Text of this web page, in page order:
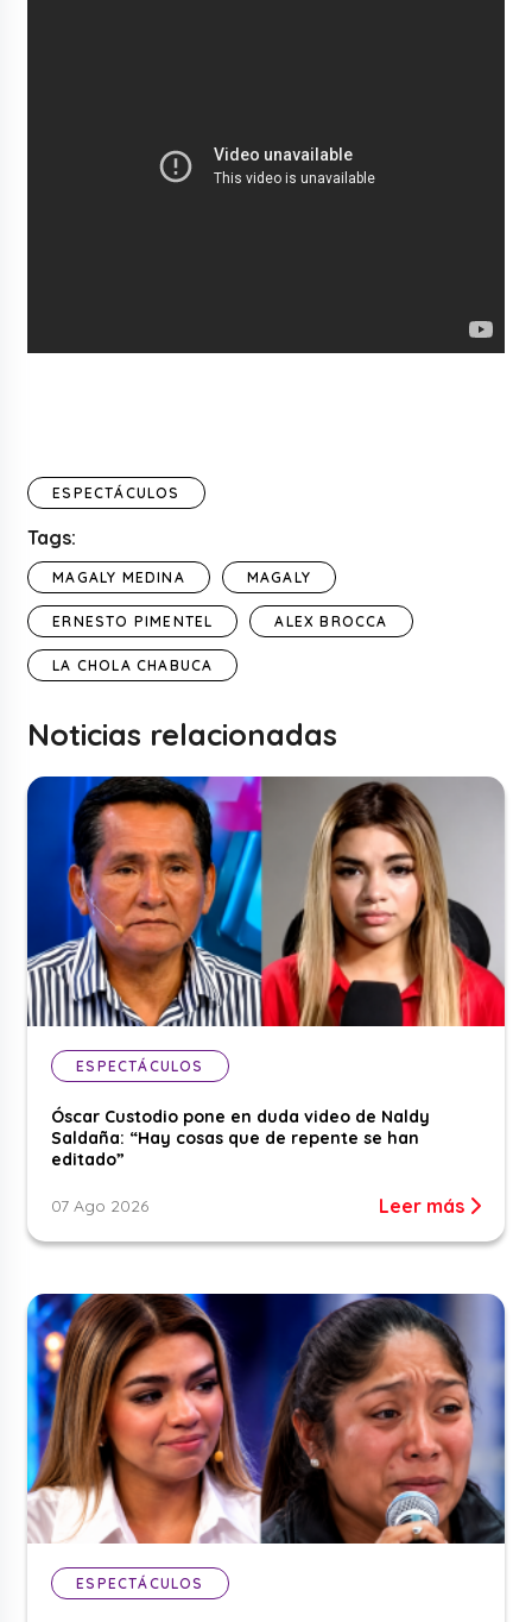
ESPECTÁCULOS
Tags:
MAGALY MEDINA MAGALY
ERNESTO PIMENTEL ALEX BROCCA
LA CHOLA CHABUCA
Noticias relacionadas
ESPECTÁCULOS
Óscar Custodio pone en duda video de Naldy
Saldaña: “Hay cosas que de repente se han
editado”
07 Ago 2026 Leer más
ESPECTÁCULOS